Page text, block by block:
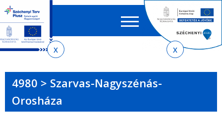
menetrendkeresőhöz
almenühöz
tartalomra
oldaltérképre
EN HU
űrlap
4980 > Szarvas-Nagyszénás-
Orosháza